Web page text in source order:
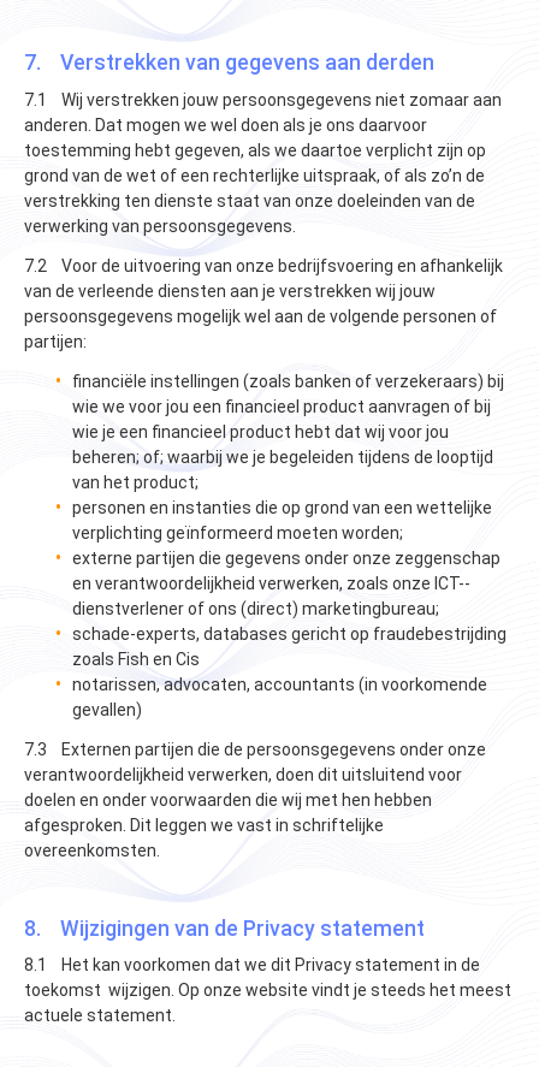
7. Verstrekken van gegevens aan derden
7.1 Wij verstrekken jouw persoonsgegevens niet zomaar aan
anderen. Dat mogen we wel doen als je ons daarvoor
toestemming hebt gegeven, als we daartoe verplicht zijn op
grond van de wet of een rechterlijke uitspraak, of als zo’n de
verstrekking ten dienste staat van onze doeleinden van de
verwerking van persoonsgegevens.
7.2 Voor de uitvoering van onze bedrijfsvoering en afhankelijk
van de verleende diensten aan je verstrekken wij jouw
persoonsgegevens mogelijk wel aan de volgende personen of
partijen:
financiële instellingen (zoals banken of verzekeraars) bij
wie we voor jou een financieel product aanvragen of bij
wie je een financieel product hebt dat wij voor jou
beheren; of; waarbij we je begeleiden tijdens de looptijd
van het product;
personen en instanties die op grond van een wettelijke
verplichting geïnformeerd moeten worden;
externe partijen die gegevens onder onze zeggenschap
en verantwoordelijkheid verwerken, zoals onze ICT-­
dienstverlener of ons (direct) marketingbureau;
schade-experts, databases gericht op fraudebestrijding
zoals Fish en Cis
notarissen, advocaten, accountants (in voorkomende
gevallen)
7.3 Externen partijen die de persoonsgegevens onder onze
verantwoordelijkheid verwerken, doen dit uitsluitend voor
doelen en onder voorwaarden die wij met hen hebben
afgesproken. Dit leggen we vast in schriftelijke
overeenkomsten.
8. Wijzigingen van de Privacy statement
8.1 Het kan voorkomen dat we dit Privacy statement in de
toekomst wijzigen. Op onze website vindt je steeds het meest
actuele statement.